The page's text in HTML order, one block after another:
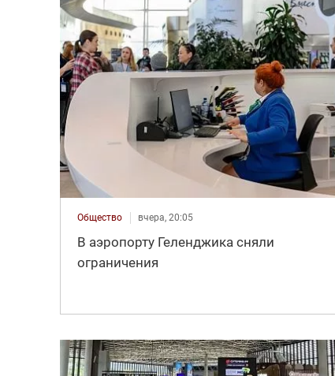
Общество вчера, 20:05
В аэропорту Геленджика сняли
ограничения